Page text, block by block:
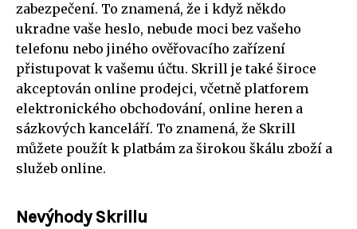
zabezpečení. To znamená, že i když někdo
ukradne vaše heslo, nebude moci bez vašeho
telefonu nebo jiného ověřovacího zařízení
přistupovat k vašemu účtu. Skrill je také široce
akceptován online prodejci, včetně platforem
elektronického obchodování, online heren a
sázkových kanceláří. To znamená, že Skrill
můžete použít k platbám za širokou škálu zboží a
služeb online.
Nevýhody Skrillu